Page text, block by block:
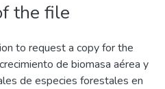
the file
to request a copy for the
de biomasa aérea y
de especies forestales en